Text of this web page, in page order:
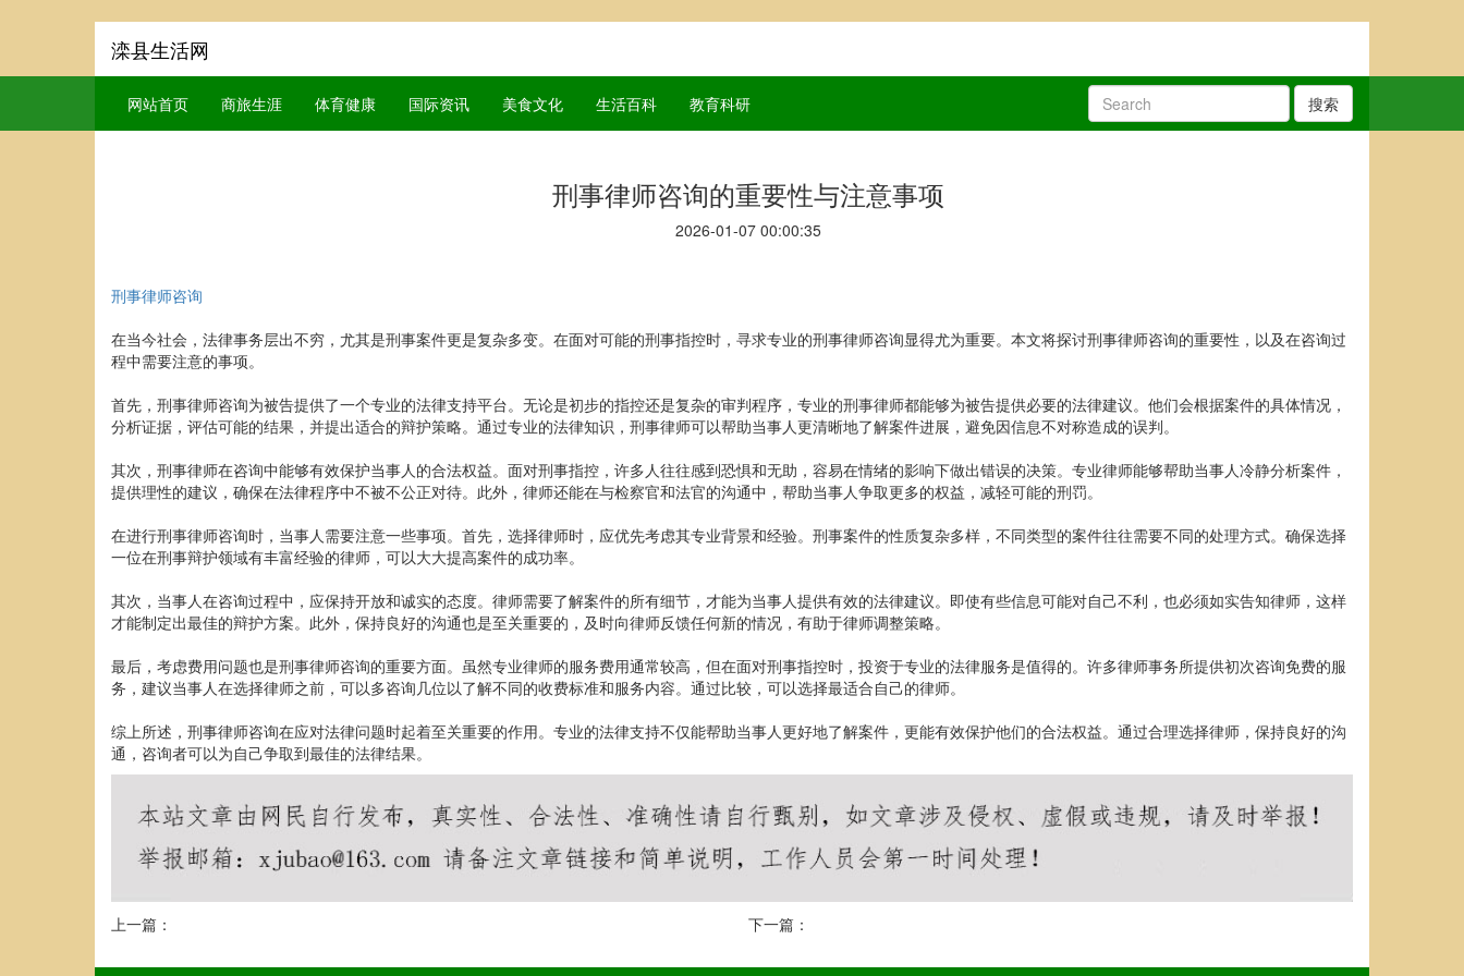
滦县生活网
网站首页 商旅生涯 体育健康 国际资讯 美食文化 生活百科 教育科研 搜索
刑事律师咨询的重要性与注意事项
2026-01-07 00:00:35
刑事律师咨询
在当今社会，法律事务层出不穷，尤其是刑事案件更是复杂多变。在面对可能的刑事指控时，寻求专业的刑事律师咨询显得尤为重要。本文将探讨刑事律师咨询的重要性，以及在咨询过
程中需要注意的事项。
首先，刑事律师咨询为被告提供了一个专业的法律支持平台。无论是初步的指控还是复杂的审判程序，专业的刑事律师都能够为被告提供必要的法律建议。他们会根据案件的具体情况，
分析证据，评估可能的结果，并提出适合的辩护策略。通过专业的法律知识，刑事律师可以帮助当事人更清晰地了解案件进展，避免因信息不对称造成的误判。
其次，刑事律师在咨询中能够有效保护当事人的合法权益。面对刑事指控，许多人往往感到恐惧和无助，容易在情绪的影响下做出错误的决策。专业律师能够帮助当事人冷静分析案件，
提供理性的建议，确保在法律程序中不被不公正对待。此外，律师还能在与检察官和法官的沟通中，帮助当事人争取更多的权益，减轻可能的刑罚。
在进行刑事律师咨询时，当事人需要注意一些事项。首先，选择律师时，应优先考虑其专业背景和经验。刑事案件的性质复杂多样，不同类型的案件往往需要不同的处理方式。确保选择
一位在刑事辩护领域有丰富经验的律师，可以大大提高案件的成功率。
其次，当事人在咨询过程中，应保持开放和诚实的态度。律师需要了解案件的所有细节，才能为当事人提供有效的法律建议。即使有些信息可能对自己不利，也必须如实告知律师，这样
才能制定出最佳的辩护方案。此外，保持良好的沟通也是至关重要的，及时向律师反馈任何新的情况，有助于律师调整策略。
最后，考虑费用问题也是刑事律师咨询的重要方面。虽然专业律师的服务费用通常较高，但在面对刑事指控时，投资于专业的法律服务是值得的。许多律师事务所提供初次咨询免费的服
务，建议当事人在选择律师之前，可以多咨询几位以了解不同的收费标准和服务内容。通过比较，可以选择最适合自己的律师。
综上所述，刑事律师咨询在应对法律问题时起着至关重要的作用。专业的法律支持不仅能帮助当事人更好地了解案件，更能有效保护他们的合法权益。通过合理选择律师，保持良好的沟
通，咨询者可以为自己争取到最佳的法律结果。
上一篇： 下一篇：